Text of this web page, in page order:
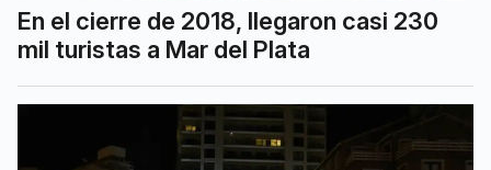
En el cierre de 2018, llegaron casi 230
mil turistas a Mar del Plata